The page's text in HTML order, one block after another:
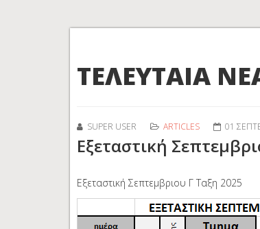
ΤΕΛΕΥΤΑΙΑ
SUPER USER ARTICLES 01
Εξεταστική
Εξεταστική Σεπτεμβριου Γ Ταξη 2025